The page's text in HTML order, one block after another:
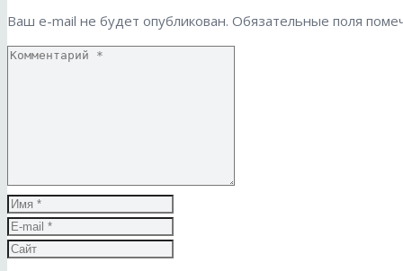
Ваш e-mail не будет опубликован. Обязательные поля